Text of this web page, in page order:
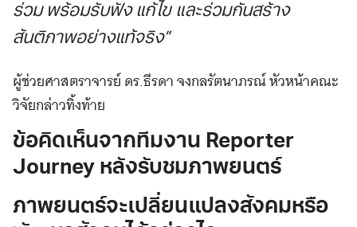
ร่วม พร้อมรับฟัง แก้ไข และร่วมกันสร้าง
สันติภาพอย่างแท้จริง”
ผู้ช่วยศาสตราจารย์ ดร.ธีรดา จงกลรัตนาภรณ์ หัวหน้าคณะ
วิจัยกล่าวทิ้งท้าย
ข้อคิดเห็นจากทีมงาน Reporter
Journey หลังรับชมภาพยนตร์
ภาพยนตร์จะเปลี่ยนแปลงสังคมหรือ